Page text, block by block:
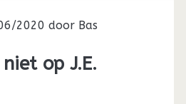
2020 door Bas
op J.E.